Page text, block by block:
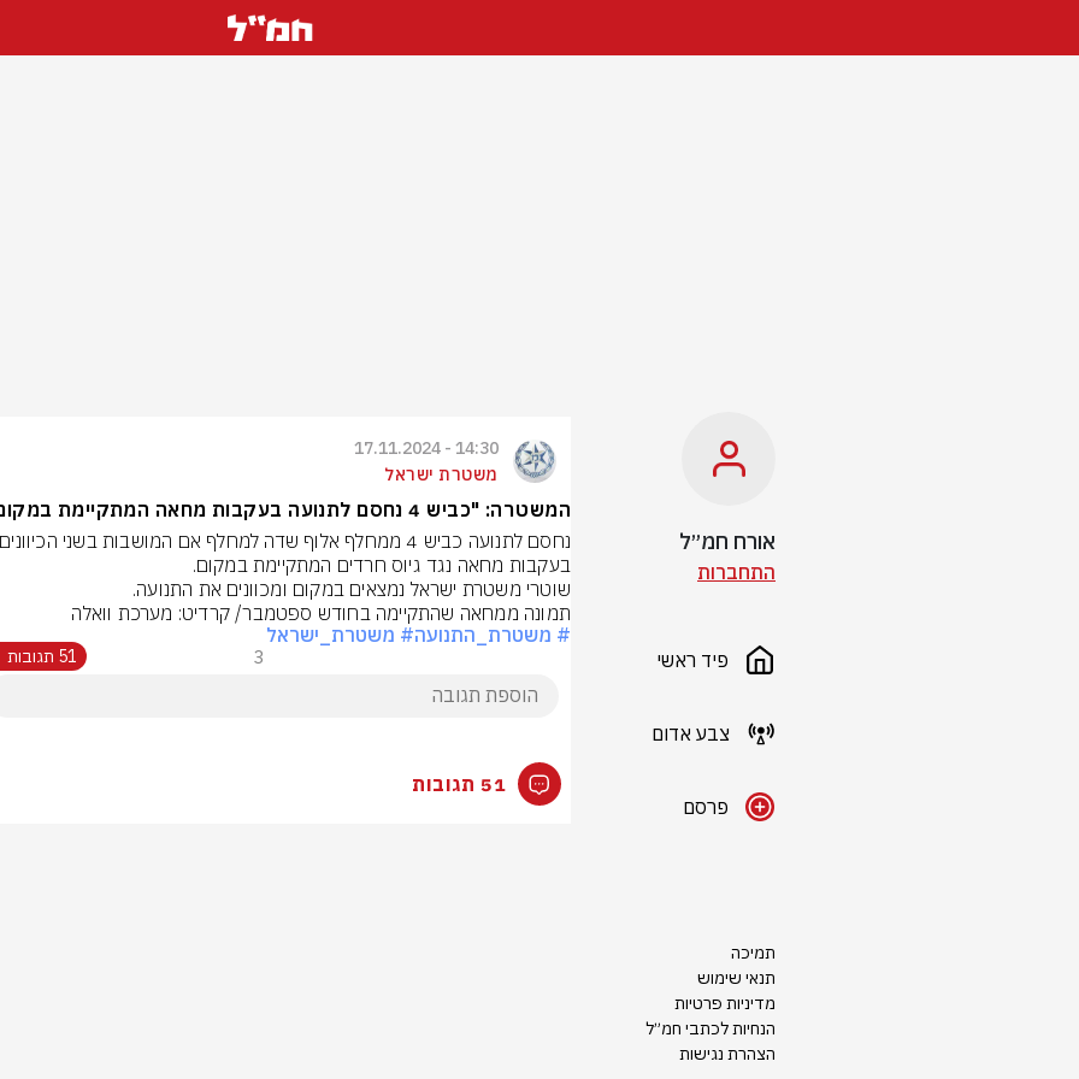
אורח חמ״ל
התחברות
פיד ראשי
צבע אדום
פרסם
תמיכה
תנאי שימוש
מדיניות פרטיות
הנחיות לכתבי חמ״ל
הצהרת נגישות
14:30 - 17.11.2024
משטרת ישראל
המשטרה: "כביש 4 נחסם לתנועה בעקבות מחאה המתקיימת במקום"
שוטרי משטרת ישראל נמצאים במקום ומכוונים את התנועה.
תמונה ממחאה שהתקיימה בחודש ספטמבר/ קרדיט: מערכת וואלה
# משטרת_התנועה# משטרת_ישראל
3 51 תגובות
51 תגובות